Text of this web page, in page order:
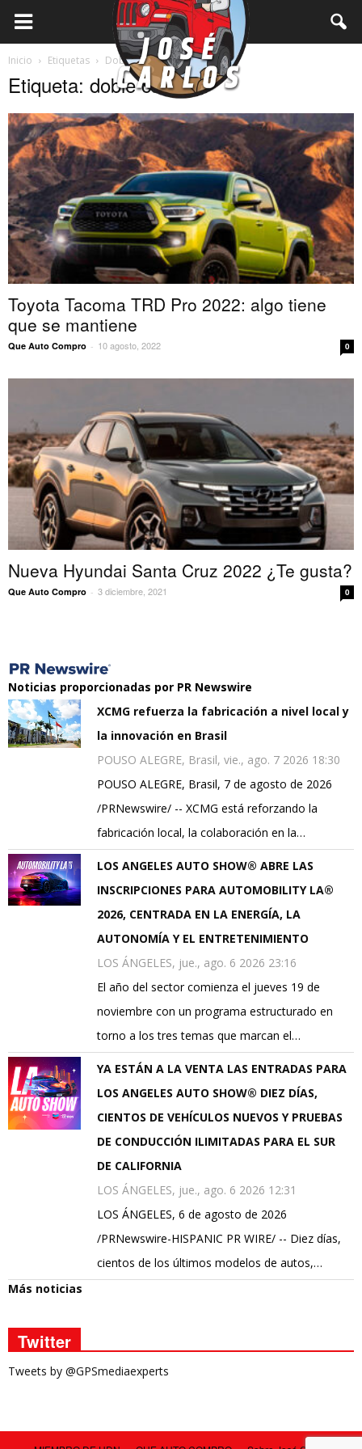
Inicio Etiquetas Doble cabina
Etiqueta: doble cabina
Toyota Tacoma TRD Pro 2022: algo tiene
que se mantiene
Que Auto Compro - 10 agosto, 2022 0
Nueva Hyundai Santa Cruz 2022 ¿Te gusta?
Que Auto Compro - 3 diciembre, 2021 0
Noticias proporcionadas por PR Newswire
XCMG refuerza la fabricación a nivel local y
la innovación en Brasil
POUSO ALEGRE, Brasil, vie., ago. 7 2026 18:30
POUSO ALEGRE, Brasil, 7 de agosto de 2026
/PRNewswire/ -- XCMG está reforzando la
fabricación local, la colaboración en la…
LOS ANGELES AUTO SHOW® ABRE LAS
INSCRIPCIONES PARA AUTOMOBILITY LA®
2026, CENTRADA EN LA ENERGÍA, LA
AUTONOMÍA Y EL ENTRETENIMIENTO
LOS ÁNGELES, jue., ago. 6 2026 23:16
El año del sector comienza el jueves 19 de
noviembre con un programa estructurado en
torno a los tres temas que marcan el…
YA ESTÁN A LA VENTA LAS ENTRADAS PARA
LOS ANGELES AUTO SHOW® DIEZ DÍAS,
CIENTOS DE VEHÍCULOS NUEVOS Y PRUEBAS
DE CONDUCCIÓN ILIMITADAS PARA EL SUR
DE CALIFORNIA
LOS ÁNGELES, jue., ago. 6 2026 12:31
LOS ÁNGELES, 6 de agosto de 2026
/PRNewswire-HISPANIC PR WIRE/ -- Diez días,
cientos de los últimos modelos de autos,…
Más noticias
Twitter
Tweets by @GPSmediaexperts